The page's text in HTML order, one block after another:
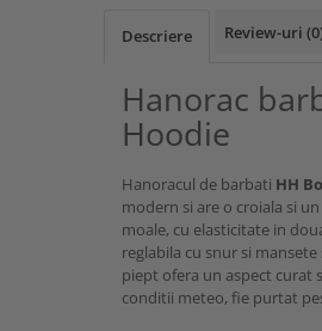
Descriere Review-uri
Hanorac
Hoodie
Hanoracul de barbati HH
modern si are o croiala si
moale, cu elasticitate in
reglabila cu snur si
piept ofera un aspect curat
conditii meteo, fie purtat